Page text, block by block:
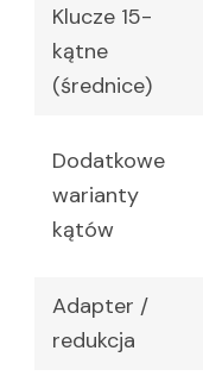
Klucze 15-
kątne
(średnice)
Dodatkowe
warianty
kątów
Adapter /
redukcja